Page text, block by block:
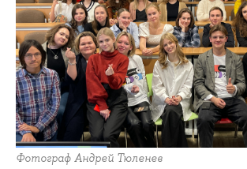
Фотограф Андрей Тюленев